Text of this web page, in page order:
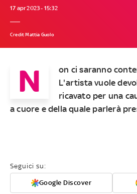
17 apr 2023 - 15:32
Credit Mattia Guolo
N
on ci saranno
L'artista vuole
ricavato per una
a cuore e della quale parlerà
Seguici su:
Google Discover